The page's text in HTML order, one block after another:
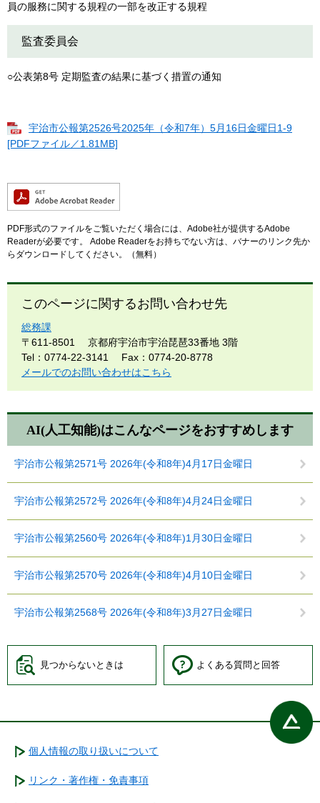
員の服務に関する規程の一部を改正する規程
監査委員会
○公表第8号 定期監査の結果に基づく措置の通知
宇治市公報第2526号2025年（令和7年）5月16日金曜日1-9
[PDFファイル／1.81MB]
PDF形式のファイルをご覧いただく場合には、Adobe社が提供するAdobe
Readerが必要です。
Adobe Readerをお持ちでない方は、バナーのリンク先か
らダウンロードしてください。（無料）
このページに関するお問い合わせ先
総務課
〒611-8501
京都府宇治市宇治琵琶33番地 3階
Tel：0774-22-3141
Fax：0774-20-8778
メールでのお問い合わせはこちら
AI(人工知能)はこんなページをおすすめします
宇治市公報第2571号 2026年(令和8年)4月17日金曜日
宇治市公報第2572号 2026年(令和8年)4月24日金曜日
宇治市公報第2560号 2026年(令和8年)1月30日金曜日
宇治市公報第2570号 2026年(令和8年)4月10日金曜日
宇治市公報第2568号 2026年(令和8年)3月27日金曜日
見つからないときは よくある質問と回答
個人情報の取り扱いについて
リンク・著作権・免責事項